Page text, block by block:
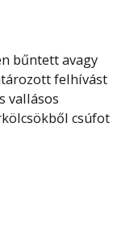
bűntett avagy
felhívást
vallásos
csúfot